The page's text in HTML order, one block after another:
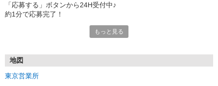
「応募する」ボタンから24H受付中♪
約1分で応募完了！
①応募から3営業日を目安に、メールorお電話でご連絡します。
もっと見る
地図
東京営業所